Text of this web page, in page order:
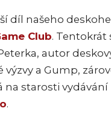
díl našeho
Club. Tentokrát
autor
výzvy a Gump,
na starosti vydávání
.